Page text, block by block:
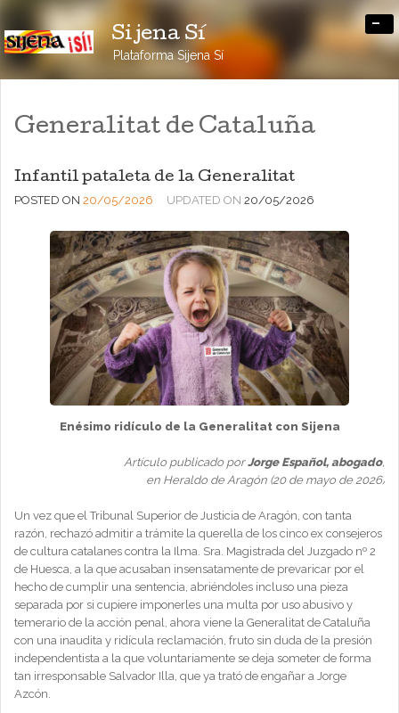
Sijena Sí
Plataforma Sijena Sí
-
Generalitat de Cataluña
Infantil pataleta de la Generalitat
POSTED ON 20/05/2026 UPDATED ON 20/05/2026
Enésimo ridículo de la Generalitat con Sijena
Artículo publicado porJorge Español, abogado,
en Heraldo de Aragón (20 de mayo de 2026)
Un vez que el Tribunal Superior de Justicia de Aragón, con tanta
razón, rechazó admitir a trámite la querella de los cinco ex consejeros
de cultura catalanes contra la Ilma. Sra. Magistrada del Juzgado nº 2
de Huesca, a la que acusaban insensatamente de prevaricar por el
hecho de cumplir una sentencia, abriéndoles incluso una pieza
separada por si cupiere imponerles una multa por uso abusivo y
temerario de la acción penal, ahora viene la Generalitat de Cataluña
con una inaudita y ridícula reclamación, fruto sin duda de la presión
independentista a la que voluntariamente se deja someter de forma
tan irresponsable Salvador Illa, que ya trató de engañar a Jorge
Azcón.